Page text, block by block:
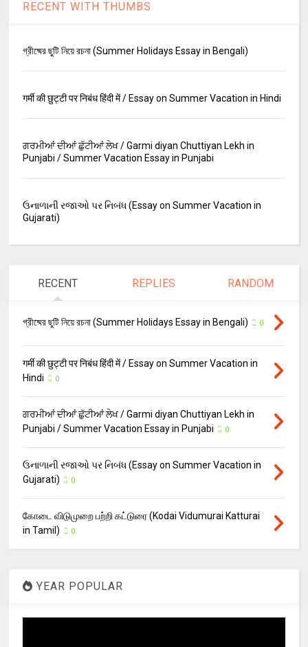
RECENT WITH THUMBS
গ্রীষ্মের ছুটি নিয়ে রচনা (Summer Holidays Essay in Bengali)
गर्मी की छुट्टी पर निबंध हिंदी में / Essay on Summer Vacation in Hindi
ਗਰਮੀਆਂ ਦੀਆਂ ਛੁੱਟੀਆਂ ਲੇਖ / Garmi diyan Chuttiyan Lekh in
Punjabi / Summer Vacation Essay in Punjabi
ઉનાળાની રજાઓ પર નિબંધ (Essay on Summer Vacation in
Gujarati)
RECENT REPLIES RANDOM
গ্রীষ্মের ছুটি নিয়ে রচনা (Summer Holidays Essay in Bengali) 0
गर्मी की छुट्टी पर निबंध हिंदी में / Essay on Summer Vacation in
Hindi
0
ਗਰਮੀਆਂ ਦੀਆਂ ਛੁੱਟੀਆਂ ਲੇਖ / Garmi diyan Chuttiyan Lekh in
Punjabi / Summer Vacation Essay in Punjabi
0
ઉનાળાની રજાઓ પર નિબંધ (Essay on Summer Vacation in
Gujarati)
0
கோடை விடுமுறை பற்றி கட்டுரை (Kodai Vidumurai Katturai
in Tamil)
0
YEAR POPULAR